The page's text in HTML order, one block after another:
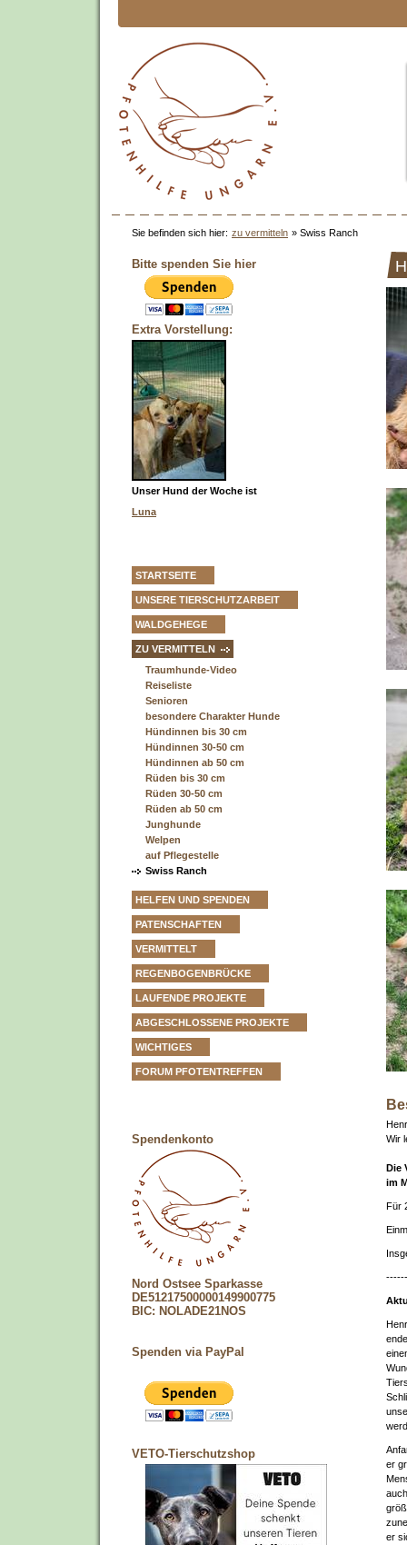
Sie befinden sich hier: zu vermitteln » Swiss Ranch
Bitte spenden Sie hier
Extra Vorstellung:
Unser Hund der Woche ist
Luna
STARTSEITE
UNSERE TIERSCHUTZARBEIT
WALDGEHEGE
ZU VERMITTELN
Traumhunde-Video
Reiseliste
Senioren
besondere Charakter Hunde
Hündinnen bis 30 cm
Hündinnen 30-50 cm
Hündinnen ab 50 cm
Rüden bis 30 cm
Rüden 30-50 cm
Rüden ab 50 cm
Junghunde
Welpen
auf Pflegestelle
Swiss Ranch
HELFEN UND SPENDEN
PATENSCHAFTEN
VERMITTELT
REGENBOGENBRÜCKE
LAUFENDE PROJEKTE
ABGESCHLOSSENE PROJEKTE
WICHTIGES
FORUM PFOTENTREFFEN
Spendenkonto
Nord Ostsee Sparkasse
DE51217500000149900775
BIC: NOLADE21NOS
Spenden via PayPal
VETO-Tierschutzshop
Wir
Die
im
Für
er
er